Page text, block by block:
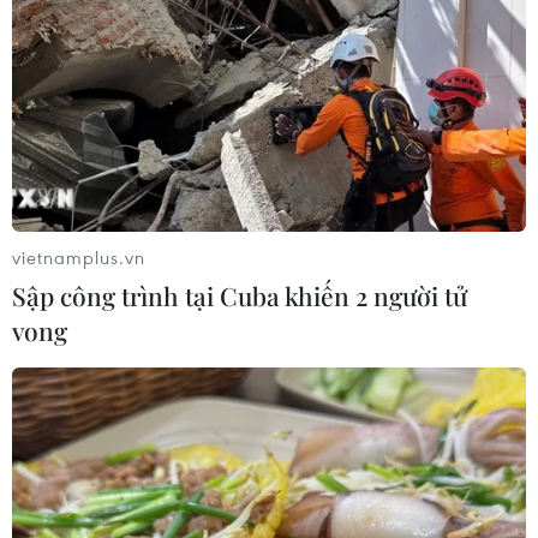
kinh tế tăng trưởng nhanh nhất ASEAN và tạo ra
GDP mới nhiều tương đương Hà Lan.
(TTXVN/Vietnam+)
vietnamplus.vn
Sập công trình tại Cuba khiến 2 người tử
vong